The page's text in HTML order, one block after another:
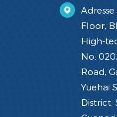
Adresse
Floor,
High-
No.
Road,
Yuehai
District,